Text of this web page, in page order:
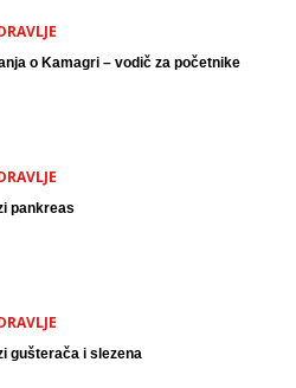
o Kamagri – vodič za početnike
pankreas
gušterača i slezena